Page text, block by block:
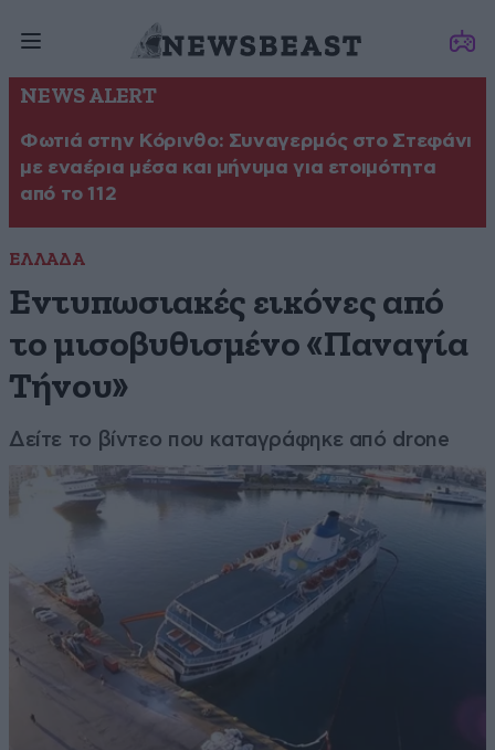
NEWS ALERT
Φωτιά στην Κόρινθο: Συναγερμός στο Στεφάνι
με εναέρια μέσα και μήνυμα για ετοιμότητα
από το 112
ΕΛΛΑΔΑ
Εντυπωσιακές εικόνες από
το μισοβυθισμένο «Παναγία
Τήνου»
Δείτε το βίντεο που καταγράφηκε από drone